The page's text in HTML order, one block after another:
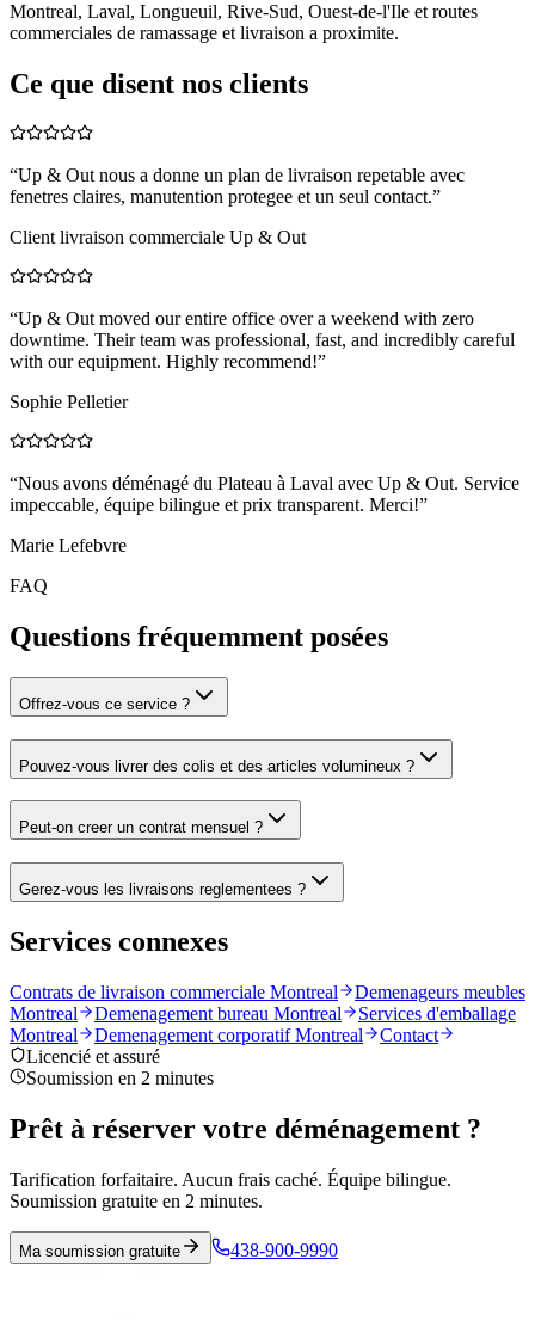
Montreal, Laval, Longueuil, Rive-Sud, Ouest-de-l'Ile et routes
commerciales de ramassage et livraison a proximite.
Ce que disent nos clients
“Up & Out nous a donne un plan de livraison repetable avec
fenetres claires, manutention protegee et un seul contact.”
Client livraison commerciale Up & Out
“Up & Out moved our entire office over a weekend with zero
downtime. Their team was professional, fast, and incredibly careful
with our equipment. Highly recommend!”
Sophie Pelletier
“Nous avons déménagé du Plateau à Laval avec Up & Out. Service
impeccable, équipe bilingue et prix transparent. Merci!”
Marie Lefebvre
FAQ
Questions fréquemment posées
Offrez-vous ce service ?
Pouvez-vous livrer des colis et des articles volumineux ?
Peut-on creer un contrat mensuel ?
Gerez-vous les livraisons reglementees ?
Services connexes
Contrats de livraison commerciale Montreal
Demenageurs meubles
Montreal
Demenagement bureau Montreal
Services d'emballage
Montreal
Demenagement corporatif Montreal
Contact
Licencié et assuré
Soumission en 2 minutes
Prêt à réserver votre déménagement ?
Tarification forfaitaire. Aucun frais caché. Équipe bilingue.
Soumission gratuite en 2 minutes.
Ma soumission gratuite 438-900-9990